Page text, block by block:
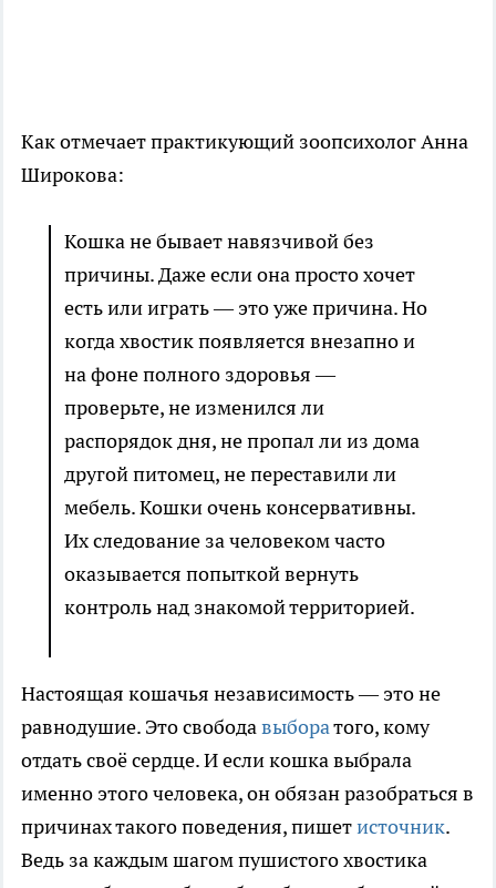
Как отмечает практикующий зоопсихолог Анна
Широкова:
Кошка не бывает навязчивой без
причины. Даже если она просто хочет
есть или играть — это уже причина. Но
когда хвостик появляется внезапно и
на фоне полного здоровья —
проверьте, не изменился ли
распорядок дня, не пропал ли из дома
другой питомец, не переставили ли
мебель. Кошки очень консервативны.
Их следование за человеком часто
оказывается попыткой вернуть
контроль над знакомой территорией.
Настоящая кошачья независимость — это не
равнодушие. Это свободавыборатого, кому
отдать своё сердце. И если кошка выбрала
именно этого человека, он обязан разобраться в
причинах такого поведения, пишетисточник.
Ведь за каждым шагом пушистого хвостика